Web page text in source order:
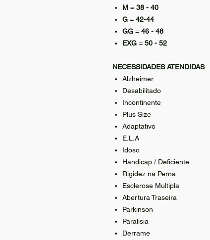
M = 38 - 40
G = 42-44
GG = 46 - 48
EXG = 50 - 52
NECESSIDADES ATENDIDAS
Alzheimer
Desabilitado
Incontinente
Plus Size
Adaptativo
E.L.A
Idoso
Handicap / Deficiente
Rigidez na Perna
Esclerose Multipla
Abertura Traseira
Parkinson
Paralisia
Derrame